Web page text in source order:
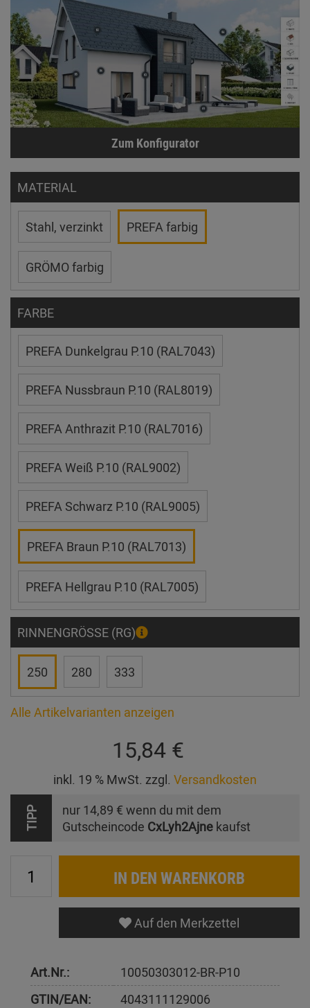
Zum Konfigurator
MATERIAL
Stahl, verzinkt PREFA farbig
GRÖMO farbig
FARBE
PREFA Dunkelgrau P.10 (RAL7043)
PREFA Nussbraun P.10 (RAL8019)
PREFA Anthrazit P.10 (RAL7016)
PREFA Weiß P.10 (RAL9002)
PREFA Schwarz P.10 (RAL9005)
PREFA Braun P.10 (RAL7013)
PREFA Hellgrau P.10 (RAL7005)
RINNENGRÖSSE (RG)
250 280 333
Alle Artikelvarianten anzeigen
15,84 €
inkl. 19 % MwSt. zzgl. Versandkosten
TIPP nur 14,89 € wenn du mit dem
Gutscheincode CxLyh2Ajne kaufst
IN DEN WARENKORB
Auf den Merkzettel
Art.Nr.:
10050303012-BR-P10
GTIN/EAN:
4043111129006